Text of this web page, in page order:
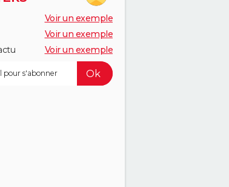
Voir un exemple
Voir un exemple
Voir un exemple